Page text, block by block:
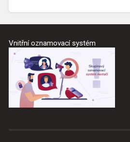
Vnitřní oznamovací systém